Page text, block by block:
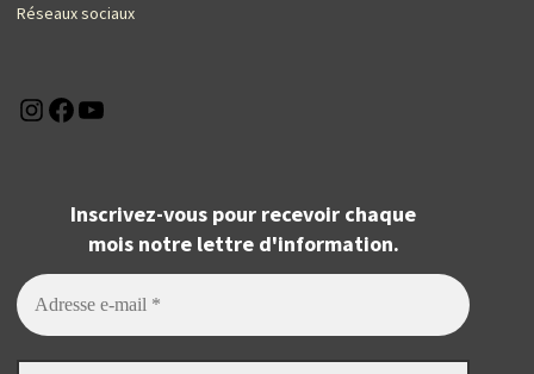
Réseaux sociaux
Instagram
Facebook
Inscrivez-vous pour recevoir chaque
mois notre lettre d'information.